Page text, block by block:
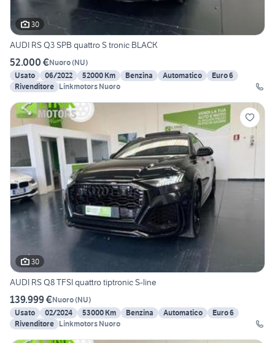
30
AUDI RS Q3 SPB quattro S tronic BLACK
52.000 €Nuoro(NU)
Usato
06/2022 52000 Km Benzina Automatico
Euro 6
Rivenditore Linkmotors Nuoro
30
AUDI RS Q8 TFSI quattro tiptronic S-line
139.999 €Nuoro(NU)
Usato
02/2024 53000 Km Benzina Automatico
Euro 6
Rivenditore Linkmotors Nuoro